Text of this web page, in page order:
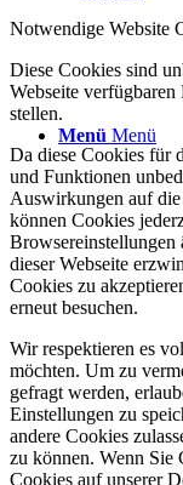
Menü Menü
Notwendige Website
Diese Cookies sind
Webseite
stellen.
Da diese Cookies für
und Funktionen
Auswirkungen auf die
können Cookies
Browsereinstellungen
dieser Webseite
Cookies zu
erneut besuchen.
Wir respektieren es
möchten. Um zu
gefragt werden,
Einstellungen zu
andere Cookies
zu können. Wenn Sie
Cookies auf unserer